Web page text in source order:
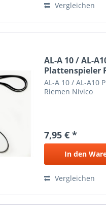
Vergleichen
AL-A 10 / AL-
Plattenspieler
Nivico
AL-A 10 / AL-A10
Riemen Nivico
7,95 € *
In den
Vergleichen